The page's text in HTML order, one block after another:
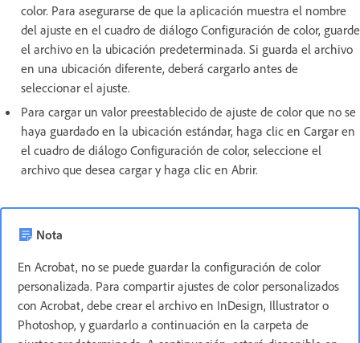
color. Para asegurarse de que la aplicación muestra el nombre
del ajuste en el cuadro de diálogo Configuración de color, guarde
el archivo en la ubicación predeterminada. Si guarda el archivo
en una ubicación diferente, deberá cargarlo antes de
seleccionar el ajuste.
Para cargar un valor preestablecido de ajuste de color que no se
haya guardado en la ubicación estándar, haga clic en Cargar en
el cuadro de diálogo Configuración de color, seleccione el
archivo que desea cargar y haga clic en Abrir.
Nota
En Acrobat, no se puede guardar la configuración de color
personalizada. Para compartir ajustes de color personalizados
con Acrobat, debe crear el archivo en InDesign, Illustrator o
Photoshop, y guardarlo a continuación en la carpeta de